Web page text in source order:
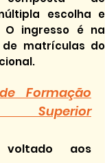
escolha e
O ingresso é na
matrículas do
Formação
Superior
aos